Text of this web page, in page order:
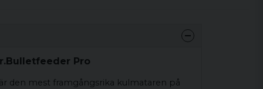
Pro
den mest framgångsrika kulmataren på